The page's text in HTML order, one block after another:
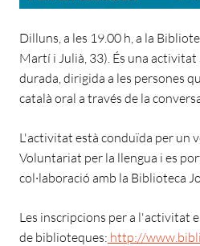
Dilluns, a les 19.00 h, a la
Martí i Julià, 33). És una
durada, dirigida a les persones
català oral a través de la
L'activitat està conduïda per un
Voluntariat per la llengua i es
col·laboració amb la Biblioteca
Les inscripcions per a l'activitat
de biblioteques: http://